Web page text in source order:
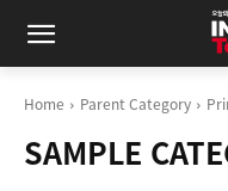
Home Parent Category
SAMPLE